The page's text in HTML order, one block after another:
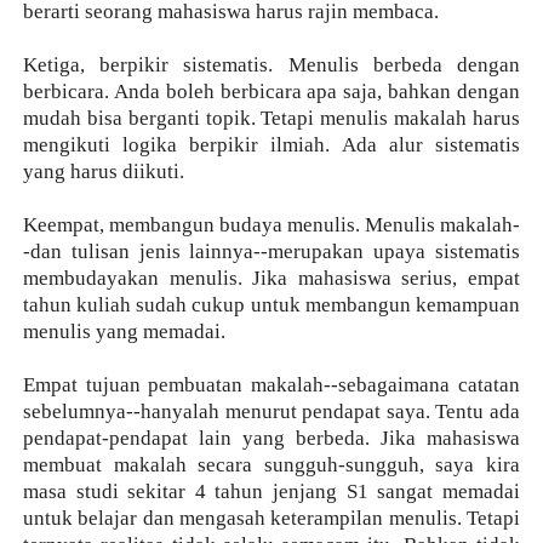
berarti seorang mahasiswa harus rajin membaca.
Ketiga, berpikir sistematis. Menulis berbeda dengan
berbicara. Anda boleh berbicara apa saja, bahkan dengan
mudah bisa berganti topik. Tetapi menulis makalah harus
mengikuti logika berpikir ilmiah. Ada alur sistematis
yang harus diikuti.
Keempat, membangun budaya menulis. Menulis makalah-
-dan tulisan jenis lainnya--merupakan upaya sistematis
membudayakan menulis. Jika mahasiswa serius, empat
tahun kuliah sudah cukup untuk membangun kemampuan
menulis yang memadai.
Empat tujuan pembuatan makalah--sebagaimana catatan
sebelumnya--hanyalah menurut pendapat saya. Tentu ada
pendapat-pendapat lain yang berbeda. Jika mahasiswa
membuat makalah secara sungguh-sungguh, saya kira
masa studi sekitar 4 tahun jenjang S1 sangat memadai
untuk belajar dan mengasah keterampilan menulis. Tetapi